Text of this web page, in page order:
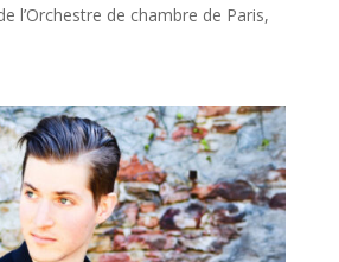
l’Orchestre de chambre de Paris,